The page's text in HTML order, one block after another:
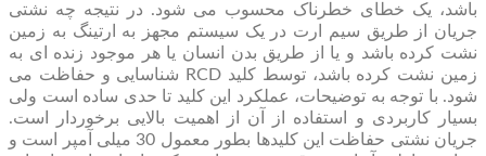
باشد، یک خطای خطرناک محسوب می شود. در نتیجه چه نشتی
جریان از طریق سیم ارت در یک سیستم مجهز به ارتینگ به زمین
نشت کرده باشد و یا از طریق بدن انسان یا هر موجود زنده ای به
زمین نشت کرده باشد، توسط کلید RCD شناسایی و حفاظت می
شود. با توجه به توضیحات، عملکرد این کلید تا حدی ساده است ولی
بسیار کاربردی و استفاده از آن از اهمیت بالایی برخوردار است.
جریان نشتی حفاظت این کلیدها بطور معمول 30 میلی آمپر است و